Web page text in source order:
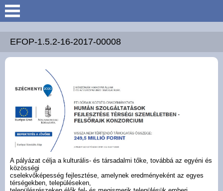
Keresés
Köszöntő
Felsőrajk
Polgármesteri Hivatal
Intézmények
Közérdekű adatok -
Felsőrajk
EFOP-1.5.2-16-2017-00008
A pályázat célja a kulturális- és társadalmi tőke, továbbá az egyéni és
közösségi
cselekvőképesség fejlesztése, amelynek eredményeként az egyes
térségekben, településeken,